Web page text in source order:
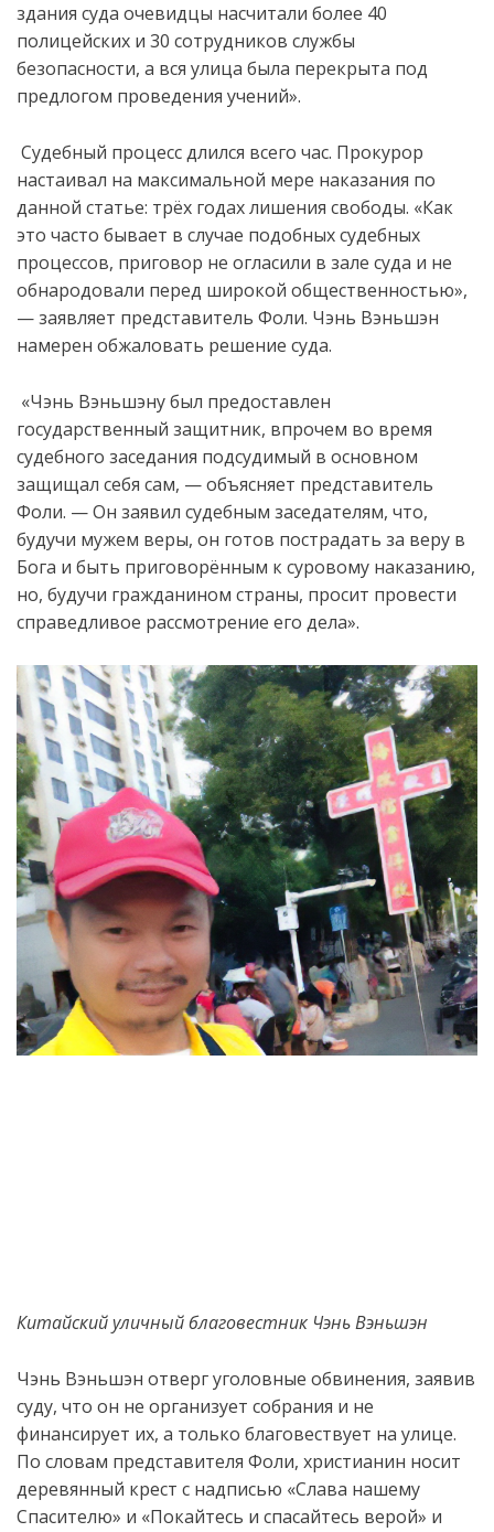
здания суда очевидцы насчитали более 40
полицейских и 30 сотрудников службы
безопасности, а вся улица была перекрыта под
предлогом проведения учений».
Судебный процесс длился всего час. Прокурор
настаивал на максимальной мере наказания по
данной статье: трёх годах лишения свободы. «Как
это часто бывает в случае подобных судебных
процессов, приговор не огласили в зале суда и не
обнародовали перед широкой общественностью»,
— заявляет представитель Фоли. Чэнь Вэньшэн
намерен обжаловать решение суда.
«Чэнь Вэньшэну был предоставлен
государственный защитник, впрочем во время
судебного заседания подсудимый в основном
защищал себя сам, — объясняет представитель
Фоли. — Он заявил судебным заседателям, что,
будучи мужем веры, он готов пострадать за веру в
Бога и быть приговорённым к суровому наказанию,
но, будучи гражданином страны, просит провести
справедливое рассмотрение его дела».
Китайский уличныйблаговестник ЧэньВэньшэн
Чэнь Вэньшэн отверг уголовные обвинения, заявив
суду, что он не организует собрания и не
финансирует их, а только благовествует на улице.
По словам представителя Фоли, христианин носит
деревянный крест с надписью «Слава нашему
Спасителю» и «Покайтесь и спасайтесь верой» и